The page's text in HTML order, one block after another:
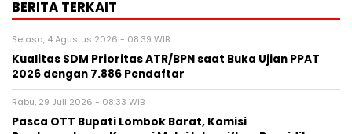
BERITA TERKAIT
Selasa, 4 Agustus 2026 - 08:39 WIB
Kualitas SDM Prioritas ATR/BPN saat Buka Ujian PPAT
2026 dengan 7.886 Pendaftar
Rabu, 29 Juli 2026 - 08:33 WIB
Pasca OTT Bupati Lombok Barat, Komisi